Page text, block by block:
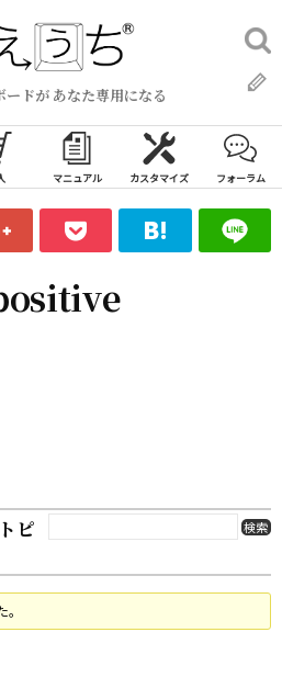
ードが あなた専用になる
検
索:
マニュアル カスタマイズ フォーラム
ピ